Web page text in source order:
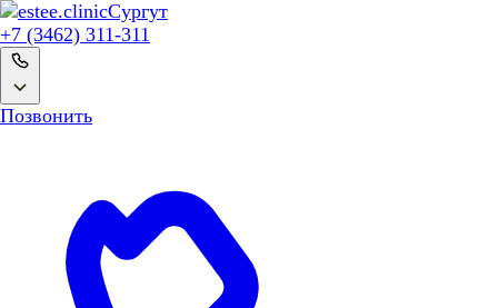
Сургут
+7 (3462) 311-311
Позвонить